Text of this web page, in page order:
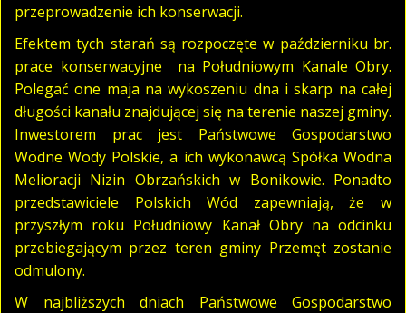
przeprowadzenie ich konserwacji.
Efektem tych starań są rozpoczęte w październiku br.
prace konserwacyjne na Południowym Kanale Obry.
Polegać one maja na wykoszeniu dna i skarp na całej
długości kanału znajdującej się na terenie naszej gminy.
Inwestorem prac jest Państwowe Gospodarstwo
Wodne Wody Polskie, a ich wykonawcą Spółka Wodna
Melioracji Nizin Obrzańskich w Bonikowie. Ponadto
przedstawiciele Polskich Wód zapewniają, że w
przyszłym roku Południowy Kanał Obry na odcinku
przebiegającym przez teren gminy Przemęt zostanie
odmulony.
W najbliższych dniach Państwowe Gospodarstwo